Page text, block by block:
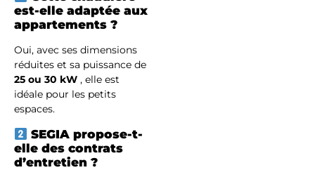
est-elle adaptée aux
appartements ?
Oui, avec ses dimensions
réduites et sa puissance de
25 ou 30 kW , elle est
idéale pour les petits
espaces.
SEGIA propose-t-
elle des contrats
d’entretien ?